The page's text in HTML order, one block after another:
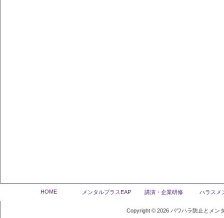
HOME メンタルプラスEAP 講演・企業研修 ハラスメ
Copyright © 2026 パワハラ防止とメン